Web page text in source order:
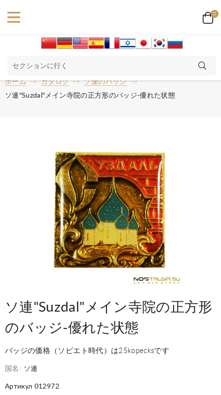
0
ホーム カタログ
ソ連のバッジ
ソ連"Suzdal"メイン寺院の正方形のバッジ-優れた状態
ソ連"Suzdal"メイン寺院の正方形
のバッジ-優れた状態
バッジの価格（ソビエト時代）は25kopecksです
国名: ソ連
Артикул 012972